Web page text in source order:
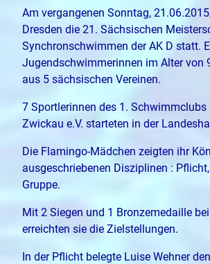
Am vergangenen Sonntag,
Dresden die 21. Sächsischen
Synchronschwimmen der AK D statt.
Jugendschwimmerinnen im Alter von
aus 5 sächsischen Vereinen.
7 Sportlerinnen des 1.
Zwickau e.V. starteten in der
Die Flamingo-Mädchen zeigten ihr
ausgeschriebenen Disziplinen :
Gruppe.
Mit 2 Siegen und 1 Bronzemedaille
erreichten sie die Zielstellungen.
In der Pflicht belegte Luise Wehner